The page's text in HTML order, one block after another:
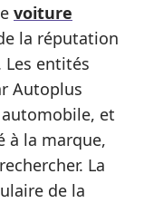
voiture
la réputation
Les entités
Autoplus
et
à la marque,
La
de la